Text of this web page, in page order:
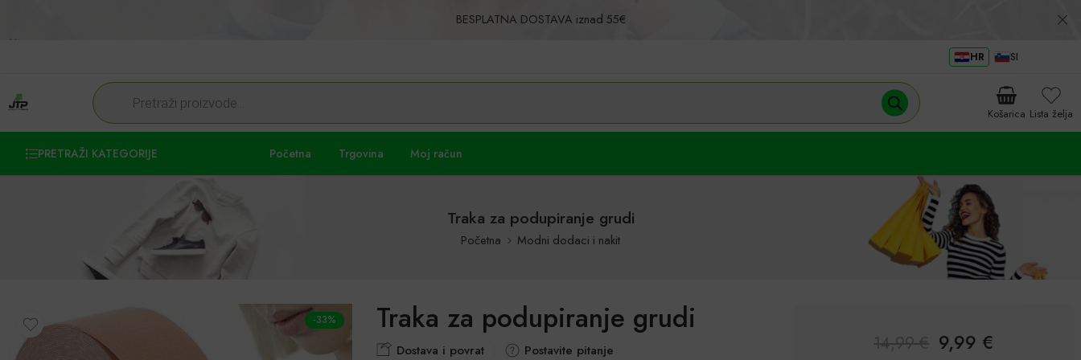
BESPLATNA DOSTAVA iznad 55€
HR SI
Košarica Lista želja
PRETRAŽI KATEGORIJE Početna Trgovina Moj račun
Traka za podupiranje grudi
Početna Modni dodaci i nakit
-33% Traka za podupiranje grudi
Dostava i povrat Postavite pitanje 14,99€ 9,99 €